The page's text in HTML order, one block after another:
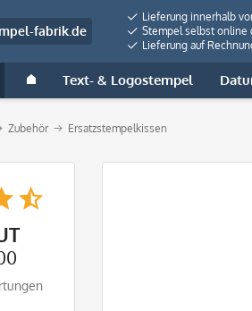
fabrik.de
Lieferung innerhalb
Stempel selbst online
Lieferung auf
Text- & Logostempel
Zubehör Ersatzstempelkissen